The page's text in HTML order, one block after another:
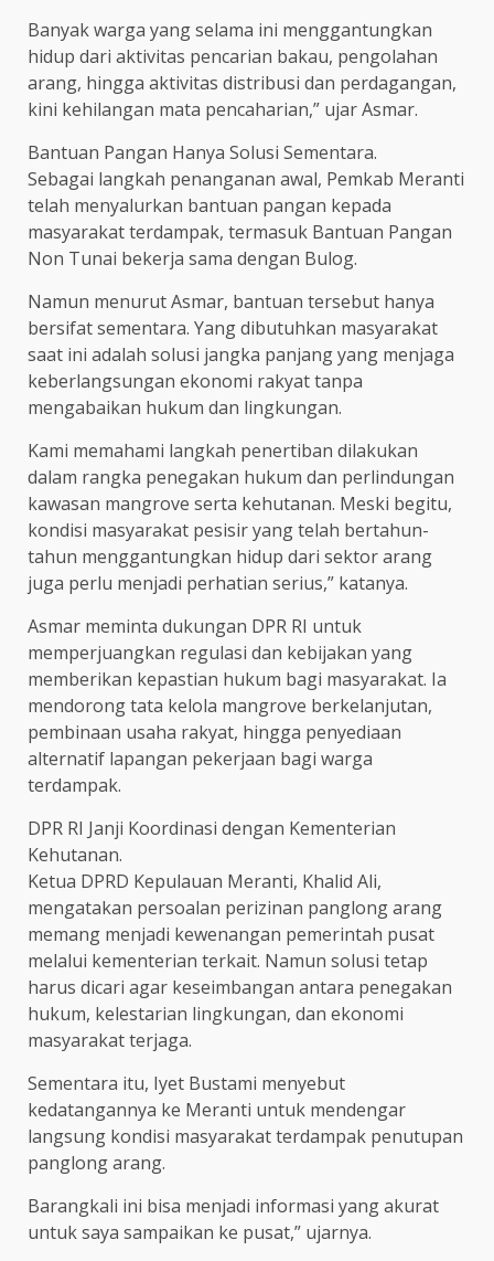
Banyak warga yang selama ini menggantungkan
hidup dari aktivitas pencarian bakau, pengolahan
arang, hingga aktivitas distribusi dan perdagangan,
kini kehilangan mata pencaharian,” ujar Asmar.
Bantuan Pangan Hanya Solusi Sementara.
Sebagai langkah penanganan awal, Pemkab Meranti
telah menyalurkan bantuan pangan kepada
masyarakat terdampak, termasuk Bantuan Pangan
Non Tunai bekerja sama dengan Bulog.
Namun menurut Asmar, bantuan tersebut hanya
bersifat sementara. Yang dibutuhkan masyarakat
saat ini adalah solusi jangka panjang yang menjaga
keberlangsungan ekonomi rakyat tanpa
mengabaikan hukum dan lingkungan.
Kami memahami langkah penertiban dilakukan
dalam rangka penegakan hukum dan perlindungan
kawasan mangrove serta kehutanan. Meski begitu,
kondisi masyarakat pesisir yang telah bertahun-
tahun menggantungkan hidup dari sektor arang
juga perlu menjadi perhatian serius,” katanya.
Asmar meminta dukungan DPR RI untuk
memperjuangkan regulasi dan kebijakan yang
memberikan kepastian hukum bagi masyarakat. Ia
mendorong tata kelola mangrove berkelanjutan,
pembinaan usaha rakyat, hingga penyediaan
alternatif lapangan pekerjaan bagi warga
terdampak.
DPR RI Janji Koordinasi dengan Kementerian
Kehutanan.
Ketua DPRD Kepulauan Meranti, Khalid Ali,
mengatakan persoalan perizinan panglong arang
memang menjadi kewenangan pemerintah pusat
melalui kementerian terkait. Namun solusi tetap
harus dicari agar keseimbangan antara penegakan
hukum, kelestarian lingkungan, dan ekonomi
masyarakat terjaga.
Sementara itu, Iyet Bustami menyebut
kedatangannya ke Meranti untuk mendengar
langsung kondisi masyarakat terdampak penutupan
panglong arang.
Barangkali ini bisa menjadi informasi yang akurat
untuk saya sampaikan ke pusat,” ujarnya.